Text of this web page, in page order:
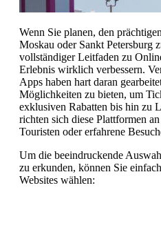
Wenn Sie planen, den
Moskau oder Sankt Petersburg
vollständiger Leitfaden zu
Erlebnis wirklich verbessern.
Apps haben hart daran
Möglichkeiten zu bieten, um
exklusiven Rabatten bis hin zu
richten sich diese Plattformen
Touristen oder erfahrene
Um die beeindruckende
zu erkunden, können Sie
Websites wählen: